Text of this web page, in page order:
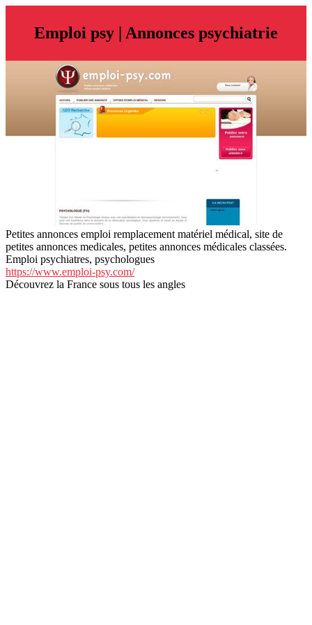
Emploi psy | Annonces psychiatrie
Petites annonces emploi remplacement matériel médical, site de
petites annonces medicales, petites annonces médicales classées.
Emploi psychiatres, psychologues
https://www.emploi-psy.com/
Découvrez la France sous tous les angles